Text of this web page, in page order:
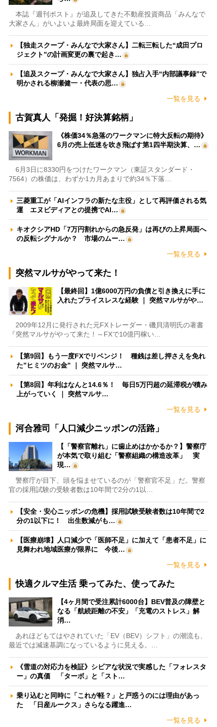
本誌『週刊ポスト』が追及してきた不動産投資商品「みんなで
大家さん」がいよいよ最終局面を迎えている…
【独走スクープ・みんなで大家さん】二転三転した“成田プロ
ジェクト”の計画変更の裏で起き…
【追及スクープ・みんなで大家さん】独占入手“内部議事録”で
明かされる柳瀬健一・代表の思…
一覧を見る
古賀真人「発掘！好決算銘柄」
《株価34％急落のワークマンに特大反転の期待》
6月の売上低迷を吹き飛ばす第1四半期決算、…
6月3日に8330円をつけたワークマン（東証スタンダード・
7564）の株価は、わずか1カ月あまりで約34％下落…
三菱重工が「AIインフラの新たな主役」として再評価される気
運 エヌビディアとの提携でAI…
キオクシアHD「7万円割れからの急反発」は再びの上昇局面へ
の反転シグナルか？ 市場のムー…
一覧を見る
突然マルサがやって来た！
【最終回】1億6000万円の負債と引き換えに手に
入れたプライスレスな経験 ｜ 突然マルサがや…
2009年12月に発行された元FXトレーダー・磯貝清明氏の著書
『突然マルサがやって来た！～FXで10億円稼い…
【第9回】もう一度FXでリベンジ！ 種銭は差し押さえを免れ
た”ヒミツのお金” ｜ 突然マルサ…
【第8回】年利はなんと14.6％！ 毎日5万円超の延滞税が積み
上がっていく ｜ 突然マルサ…
一覧を見る
河合雅司「人口減少ニッポンの活路」
【「警察官離れ」に歯止めはかかるか？】警察庁
が本気で取り組む「警察組織の構造改革」 実
現…
警察庁が目下、頭を悩ませているのが「警察官不足」だ。警察
官の採用試験の受験者数は10年間で2分の1以…
【安全・安心ニッポンの危機】採用試験受験者数は10年間で2
分の1以下に！ 出生数減がも…
【医療崩壊】人口減少で「医師不足」に加えて「患者不足」に
見舞われ地域医療が限界に 今後…
一覧を見る
快適クルマ生活 乗ってみた、使ってみた
【4ヶ月間で受注累計6000台】BEV普及の障壁と
なる「航続距離の不安」「充電のストレス」解
消…
あれほどもてはやされていた「EV（BEV）シフト」の潮流も、
最近では減速基調になっているように見える。…
《雪道の対応力を検証》シビアな状況で実感した「フォレスタ
ー」の真価 「ターボ」と「スト…
乗り込むと同時に「これが軽？」と戸惑うのには理由があっ
た 「日産ルークス」さらなる躍進…
一覧を見る